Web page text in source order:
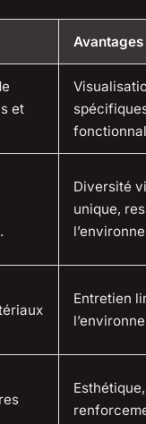
Avantages
et
Diversité
unique,
Entretien